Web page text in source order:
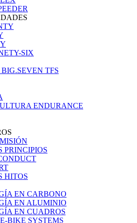
SIX
TFS
ENDURANCE
PRINCIPIOS
HITOS
EN CARBONO
EN ALUMINIO
EN CUADROS
BIKE SYSTEMS